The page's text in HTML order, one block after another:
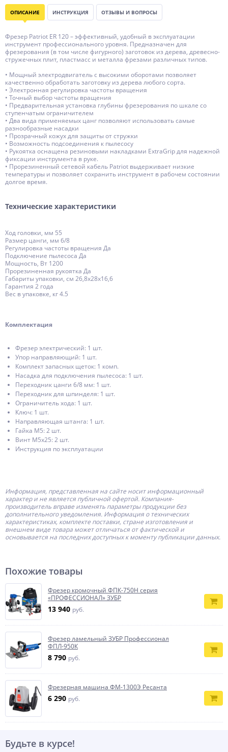
ОПИСАНИЕ ИНСТРУКЦИЯ ОТЗЫВЫ И ВОПРОСЫ
Фрезер Patriot ER 120 – эффективный, удобный в эксплуатации
инструмент профессионального уровня. Предназначен для
фрезерования (в том числе фигурного) заготовок из дерева, древесно-
стружечных плит, пластмасс и металла фрезами различных типов.
• Мощный электродвигатель с высокими оборотами позволяет
качественно обработать заготовку из дерева любого сорта.
• Электронная регулировка частоты вращения
• Точный выбор частоты вращения
• Предварительная установка глубины фрезерования по шкале со
ступенчатым ограничителем
• Два вида применяемых цанг позволяют использовать самые
разнообразные насадки
• Прозрачный кожух для защиты от стружки
• Возможность подсоединения к пылесосу
• Рукоятка оснащена резиновыми накладками ExtraGrip для надежной
фиксации инструмента в руке.
• Прорезиненный сетевой кабель Patriot выдерживает низкие
температуры и позволяет сохранить инструмент в рабочем состоянии
долгое время.
Технические характеристики
Ход головки, мм 55
Размер цанги, мм 6/8
Регулировка частоты вращения Да
Подключение пылесоса Да
Мощность, Вт 1200
Прорезиненная рукоятка Да
Габариты упаковки, cм 26,8х28х16,6
Гарантия 2 года
Вес в упаковке, кг 4.5
Комплектация
Фрезер электрический: 1 шт.
Упор направляющий: 1 шт.
Комплект запасных щеток: 1 комп.
Насадка для подключения пылесоса: 1 шт.
Переходник цанги 6/8 мм: 1 шт.
Переходник для шпинделя: 1 шт.
Ограничитель хода: 1 шт.
Ключ: 1 шт.
Направляющая штанга: 1 шт.
Гайка М5: 2 шт.
Винт М5х25: 2 шт.
Инструкция по эксплуатации
Информация, представленная на сайте носит информационный
характер и не является публичной офертой. Компания-
производитель вправе изменять параметры продукции без
дополнительного уведомления. Информация о технических
характеристиках, комплекте поставки, стране изготовления и
внешнем виде товара может отличаться от фактической и
основывается на последних доступных к моменту публикации данных.
Похожие товары
Фрезер кромочный ФПК-750Н серия
«ПРОФЕССИОНАЛ» ЗУБР
13 940 руб.
Фрезер ламельный ЗУБР Профессионал
ФПЛ-950К
8 790 руб.
Фрезерная машина ФМ-1300Э Ресанта
6 290 руб.
Будьте в курсе!